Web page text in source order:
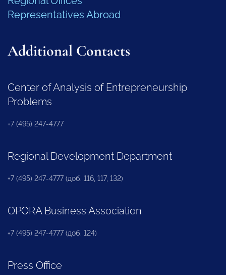
Representatives Abroad
Additional Contacts
Center of Analysis of Entrepreneurship
Problems
+7 (495) 247-4777
Regional Development Department
+7 (495) 247-4777 (доб. 116, 117, 132)
OPORA Business Association
+7 (495) 247-4777 (доб. 124)
Press Office